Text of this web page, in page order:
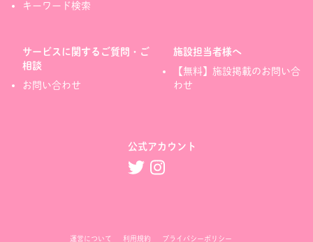
キーワード検索
サービスに関するご質問・ご
相談
お問い合わせ
施設担当者様へ
【無料】施設掲載のお問い合
わせ
公式アカウント
運営について 利用規約 プライバシーポリシー